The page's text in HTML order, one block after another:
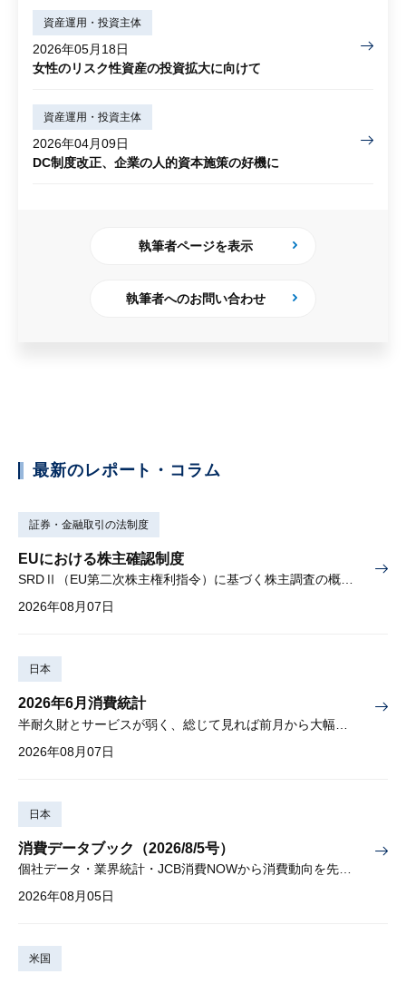
資産運用・投資主体
2026年05月18日
女性のリスク性資産の投資拡大に向けて
資産運用・投資主体
2026年04月09日
DC制度改正、企業の人的資本施策の好機に
執筆者ページを表示
執筆者へのお問い合わせ
最新のレポート・コラム
証券・金融取引の法制度
EUにおける株主確認制度
SRDⅡ（EU第二次株主権利指令）に基づく株主調査の概要と課題
2026年08月07日
日本
2026年6月消費統計
2026年08月07日
日本
消費データブック（2026/8/5号）
個社データ・業界統計・JCB消費NOWから消費動向を先取り
2026年08月05日
米国